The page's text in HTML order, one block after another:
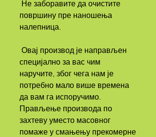
површину пре наношења
налепница.
специјално за вас чим
наручите, због чега нам је
потребно мало више времена
да вам га испоручимо.
Прављење производа по
захтеву уместо масовног
помаже у смањењу прекомерне